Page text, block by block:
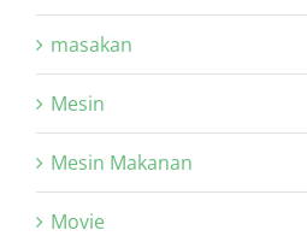
masakan
Mesin
Mesin Makanan
Movie